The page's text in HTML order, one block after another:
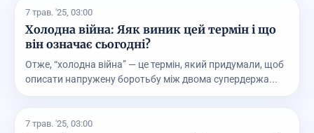
7 трав. '25, 03:00
Холодна війна: Яяк виник цей термін і що
він означає сьогодні?
Отже, “холодна війна” — це термін, який придумали, щоб
описати напружену боротьбу між двома супердержа...
7 трав. '25, 03:00